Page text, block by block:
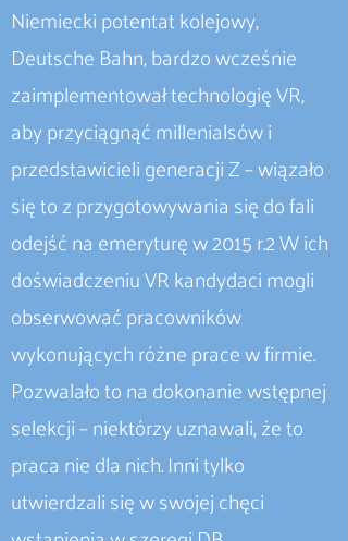
Niemiecki potentat kolejowy,
Deutsche Bahn, bardzo wcześnie
zaimplementował technologię VR,
aby przyciągnąć millenialsów i
przedstawicieli generacji Z – wiązało
się to z przygotowywania się do fali
odejść na emeryturę w 2015 r.2 W ich
doświadczeniu VR kandydaci mogli
obserwować pracowników
wykonujących różne prace w firmie.
Pozwalało to na dokonanie wstępnej
selekcji – niektórzy uznawali, że to
praca nie dla nich. Inni tylko
utwierdzali się w swojej chęci